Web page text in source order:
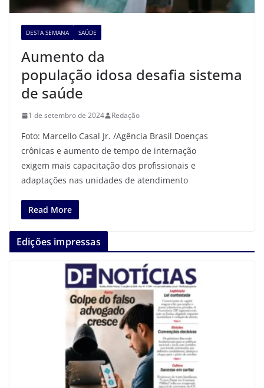
DESTA SEMANA SAÚDE
Aumento da
população idosa desafia sistema
de saúde
1 de setembro de 2024 Redação
Foto: Marcello Casal Jr. /Agência Brasil Doenças
crônicas e aumento de tempo de internação
exigem mais capacitação dos profissionais e
adaptações nas unidades de atendimento
Read More
Edições impressas